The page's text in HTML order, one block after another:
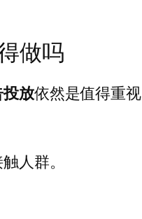
做吗
放依然是值得重视
人群。